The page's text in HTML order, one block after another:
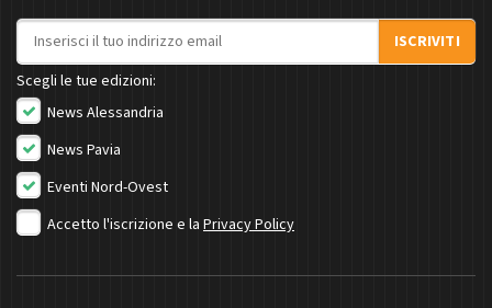
Indirizzo email
ISCRIVITI
Scegli le tue edizioni:
News Alessandria
News Pavia
Eventi Nord-Ovest
Accetto l'iscrizione e la Privacy Policy